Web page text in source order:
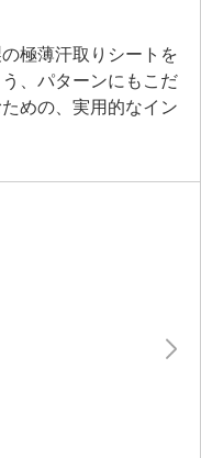
極薄汗取りシートを
、パターンにもこだ
めの、実用的なイン